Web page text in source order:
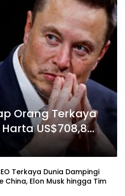
Orang Terkaya
US$708,8
Terkaya Dunia Dampingi
China, Elon Musk hingga Tim